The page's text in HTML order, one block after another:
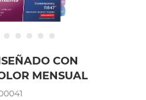
CON
MENSUAL